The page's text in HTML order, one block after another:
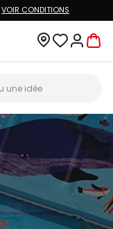
VOIR CONDITIONS